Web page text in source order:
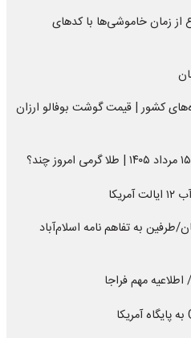
از زمان خاموشی‌ها با کدهای
کشور | قیمت گوشت بوفالو ارزان
به تفاهم نامه اسلام‌آباد
مهم فراجا